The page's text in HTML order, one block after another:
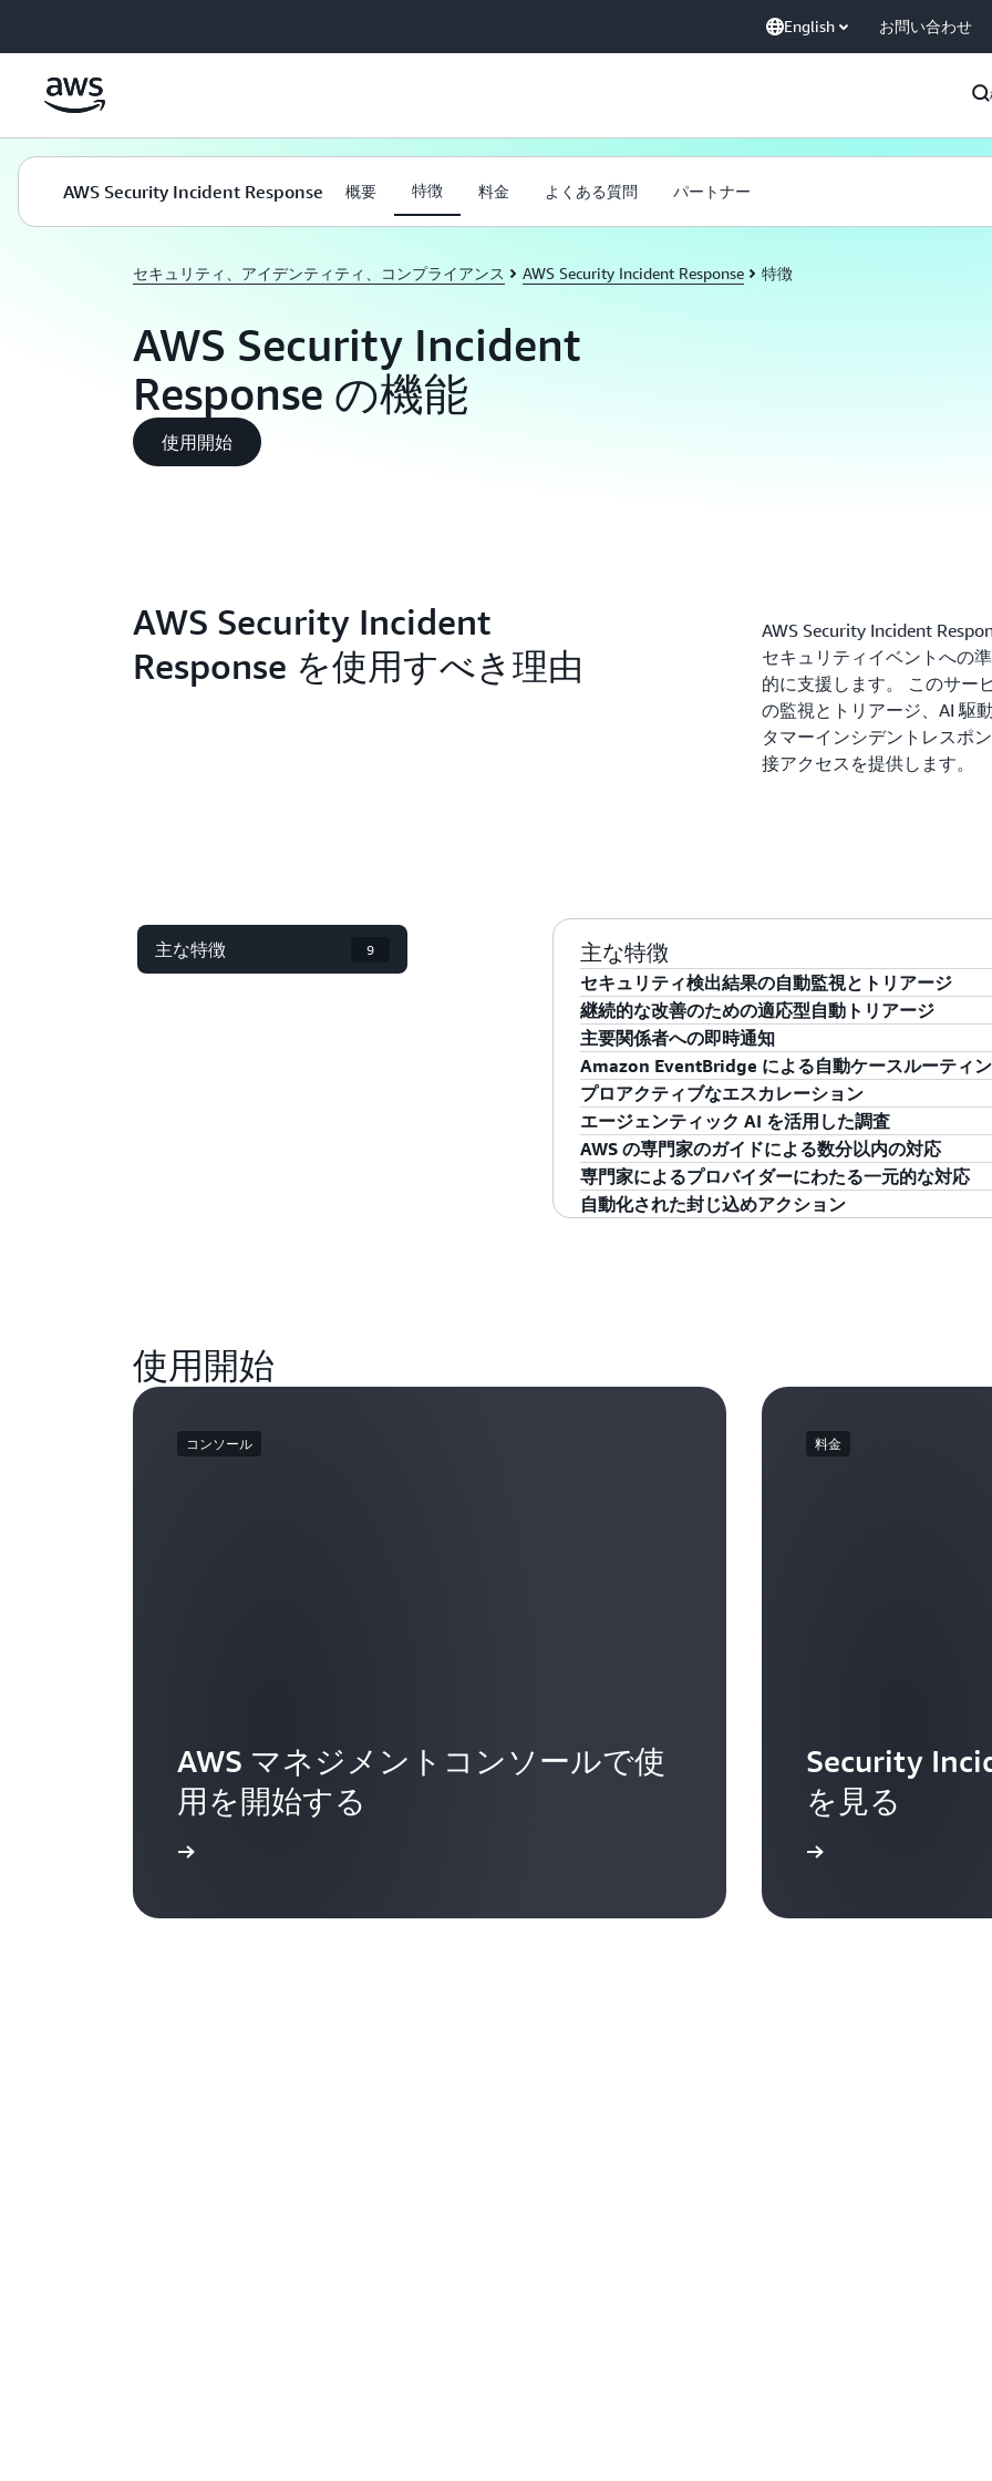
English お問い合わせ
AWS Security Incident Response 概要 特徴 料金 よくある質問 パートナー
セキュリティ、アイデンティティ、コンプライアンス AWS Security Incident Response 特徴
AWS Security Incident
Response の機能
使用開始
AWS Security Incident
Response を使用すべき理由
AWS Security Incident
セキュリティイベントへの
的に支援します。 このサー
の監視とトリアージ、AI 駆
タマーインシデントレスポ
接アクセスを提供します。
主な特徴 9 主な特徴
セキュリティ検出結果の自動監視とトリアージ
Security Incident Response は、Amazon GuardDuty
Cloud One、Fortinet Lacework FortiCNAPP などの
ィ検出結果をAWS Security Hubを通じて監視およ
や AWS Identity and Access Management (IAM) エ
て、予想される動作に基づいて検出結果をフィル
緊急の対応が必要なものをエスカレートします。
継続的な改善のための適応型自動トリアージ
Security Incident Response は環境に合わせて進化
過とともにパフォーマンスを向上させます。この
ターンに基づいて自動トリアージルールを絞り込
単に区別できます。環境が拡大するにつれて、
さらに正確かつ効果的に明らかにします。
主要関係者への即時通知
パーソナライズされたインシデント対応チームを
時間を短縮できます。このチームには、サービス
E メール通知が届きます。このチームメンバーに
維持するために必要な権限を付与します。
Amazon EventBridge による自動ケースルーティ
Amazon EventBridge との統合により、ServiceNow
ーティープラットフォームへのイベントのルーテ
Security Incident Response が事前にケースを作成
ってシステムが起動して利害関係者に通知できる
時に迅速に対応できます。
プロアクティブなエスカレーション
Security Incident Response は、AI 主導の分析と専
ィ上の検出結果、ログ、異常パターンを調べ、エ
す。 セキュリティイベントが確認されたり、追加
はケースを作成し、インシデント対応チームの一
エージェンティック AI を活用した調査
Security Incident Response AI エージェントは、証
延を最小限に抑えることで調査時間を短縮し、よ
スを作成したり、サービスが事前にケースを作成
AWS の専門家のガイドによる数分以内の対応
専門知識が必要な場合、AWS CIRT は数分以内にお
は、お客様のセキュリティ運用センター (SOC) チ
専門家によるプロバイダーにわたる一元的な対応
CrowdStrike Falcon、Trend Micro Cloud One、
自動化された封じ込めアクション
使用開始
コンソール
AWS マネジメントコンソールで使
用を開始する
料金
Security
を見る